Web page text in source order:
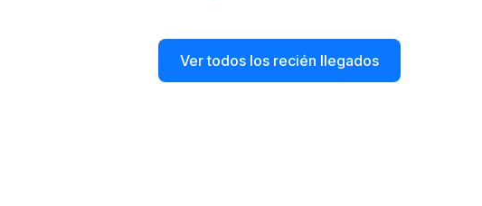
Ver todos los recién llegados